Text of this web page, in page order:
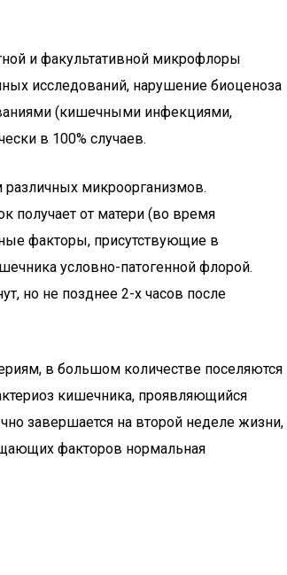
и факультативной микрофлоры
исследований, нарушение биоценоза
(кишечными инфекциями,
в 100% случаев.
микроорганизмов.
получает от матери (во время
факторы, присутствующие в
условно-патогенной флорой.
но не позднее 2-х часов после
в большом количестве поселяются
кишечника, проявляющийся
завершается на второй неделе жизни,
факторов нормальная